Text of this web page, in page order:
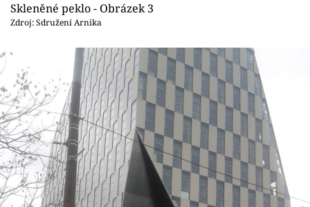
Skleněné peklo - Obrázek 3
Zdroj: Sdružení Arnika